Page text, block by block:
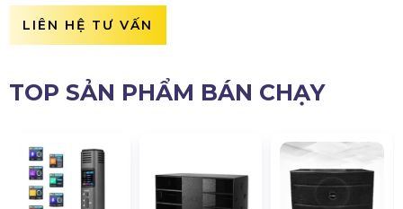
LIÊN HỆ TƯ VẤN
TOP SẢN PHẨM BÁN CHẠY